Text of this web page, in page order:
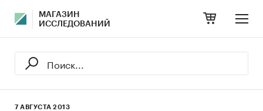
МАГАЗИН
ИССЛЕДОВАНИЙ
7 АВГУСТА 2013